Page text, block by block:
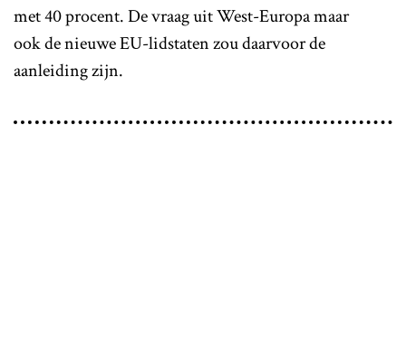
met 40 procent. De vraag uit West-Europa maar
ook de nieuwe EU-lidstaten zou daarvoor de
aanleiding zijn.